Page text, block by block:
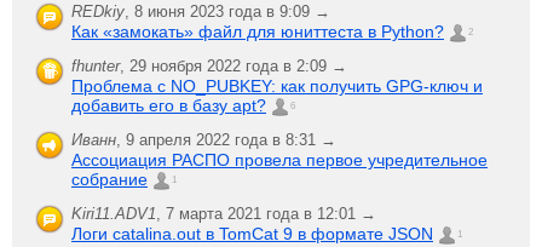
REDkiy 8 июня 2023 года в 9:09 →
Как «замокать» файл для юниттеста в Python? 2
fhunter, 29 ноября 2022 года в 2:09 →
Проблема с NO_PUBKEY: как получить GPG-ключ и
добавить его в базу apt?
6
Иванн 9 апреля 2022 года в 8:31 →
Ассоциация РАСПО провела первое учредительное
собрание
1
Kiri11.ADV1 7 марта 2021 года в 12:01 →
Логи catalina.out в TomCat 9 в формате JSON 1